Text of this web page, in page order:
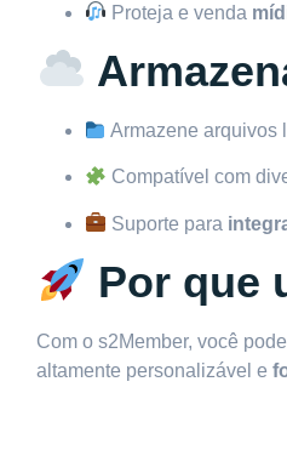
Proteja e venda
Armazene arquivos
Compatível com
Suporte para
Por que
Com o s2Member, você
altamente personalizável e